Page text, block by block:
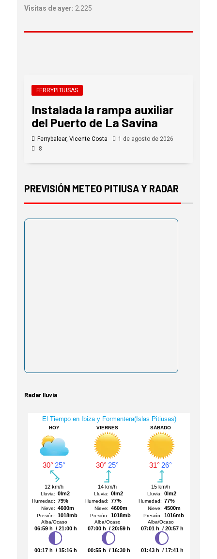
Visitas de ayer: 2.225
FERRYPITIUSAS
Instalada la rampa auxiliar
del Puerto de La Savina
Ferrybalear, Vicente Costa
1 de agosto de 2026
8
PREVISIÓN METEO PITIUSA Y RADAR
Radar lluvia